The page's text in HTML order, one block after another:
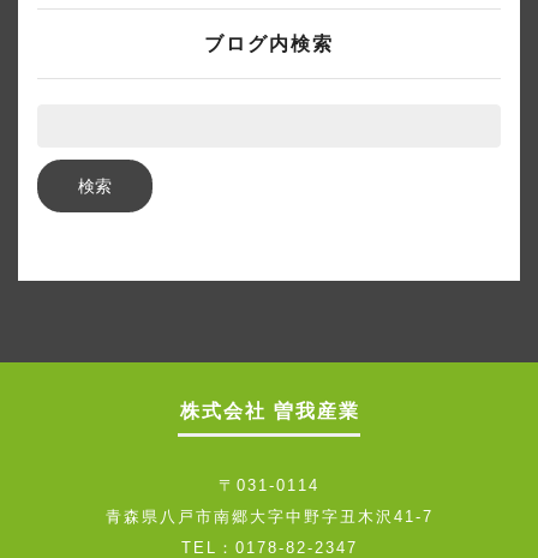
ブログ内検索
株式会社 曽我産業
〒031-0114
青森県八戸市南郷大字中野字丑木沢41-7
TEL：0178-82-2347